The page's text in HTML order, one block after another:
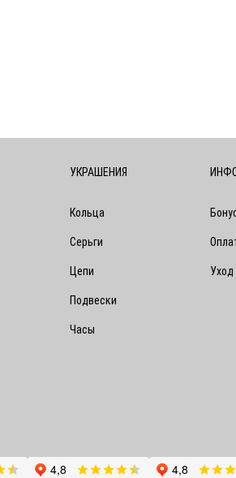
УКРАШЕНИЯ
Кольца
Серьги
Цепи
Подвески
Часы
Уход